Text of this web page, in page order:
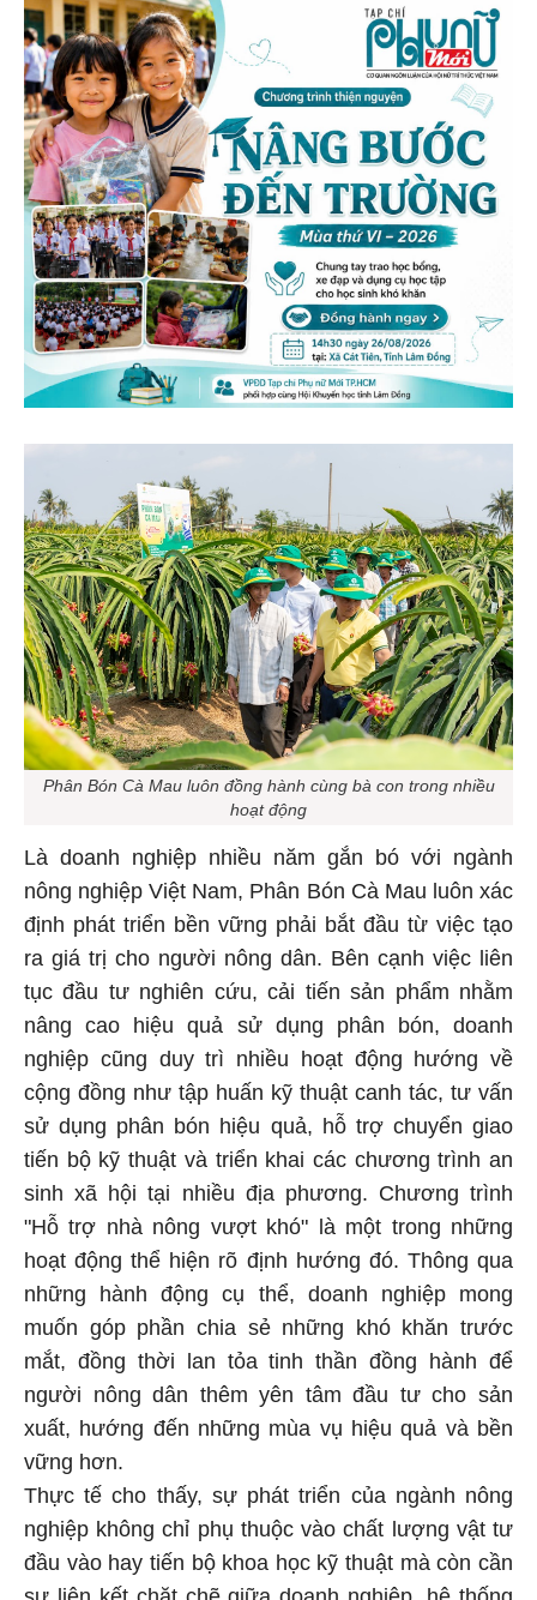
Phân Bón Cà Mau luôn đồng hành cùng bà con trong nhiều
hoạt động
Là doanh nghiệp nhiều năm gắn bó với ngành
nông nghiệp Việt Nam, Phân Bón Cà Mau luôn xác
định phát triển bền vững phải bắt đầu từ việc tạo
ra giá trị cho người nông dân. Bên cạnh việc liên
tục đầu tư nghiên cứu, cải tiến sản phẩm nhằm
nâng cao hiệu quả sử dụng phân bón, doanh
nghiệp cũng duy trì nhiều hoạt động hướng về
cộng đồng như tập huấn kỹ thuật canh tác, tư vấn
sử dụng phân bón hiệu quả, hỗ trợ chuyển giao
tiến bộ kỹ thuật và triển khai các chương trình an
sinh xã hội tại nhiều địa phương. Chương trình
"Hỗ trợ nhà nông vượt khó" là một trong những
hoạt động thể hiện rõ định hướng đó. Thông qua
những hành động cụ thể, doanh nghiệp mong
muốn góp phần chia sẻ những khó khăn trước
mắt, đồng thời lan tỏa tinh thần đồng hành để
người nông dân thêm yên tâm đầu tư cho sản
xuất, hướng đến những mùa vụ hiệu quả và bền
vững hơn.
Thực tế cho thấy, sự phát triển của ngành nông
nghiệp không chỉ phụ thuộc vào chất lượng vật tư
đầu vào hay tiến bộ khoa học kỹ thuật mà còn cần